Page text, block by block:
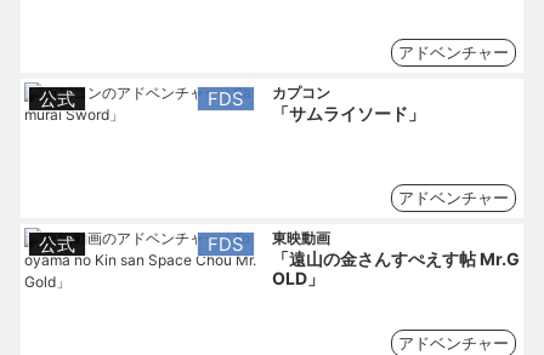
アドベンチャー
公式 FDS カプコン
「サムライソード」
アドベンチャー
公式 FDS 東映動画
「遠山の金さんすぺえす帖 Mr.G
OLD」
アドベンチャー